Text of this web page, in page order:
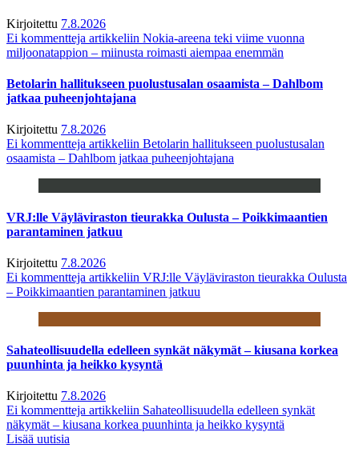
Kirjoitettu 7.8.2026
Ei kommentteja artikkeliin Nokia-areena teki viime vuonna
miljoonatappion – miinusta roimasti aiempaa enemmän
Betolarin hallitukseen puolustusalan osaamista – Dahlbom
jatkaa puheenjohtajana
Kirjoitettu 7.8.2026
Ei kommentteja artikkeliin Betolarin hallitukseen puolustusalan
osaamista – Dahlbom jatkaa puheenjohtajana
VRJ:lle Väyläviraston tieurakka Oulusta – Poikkimaantien
parantaminen jatkuu
Kirjoitettu 7.8.2026
Ei kommentteja artikkeliin VRJ:lle Väyläviraston tieurakka Oulusta
– Poikkimaantien parantaminen jatkuu
Sahateollisuudella edelleen synkät näkymät – kiusana korkea
puunhinta ja heikko kysyntä
Kirjoitettu 7.8.2026
Ei kommentteja artikkeliin Sahateollisuudella edelleen synkät
näkymät – kiusana korkea puunhinta ja heikko kysyntä
Lisää uutisia